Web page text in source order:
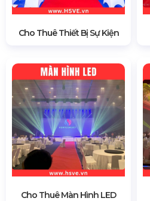
Cho Thuê Thiết Bị Sự Kiện
Cho Thuê Màn Hình LED